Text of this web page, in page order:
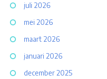
juli 2026
mei 2026
maart 2026
januari 2026
december 2025